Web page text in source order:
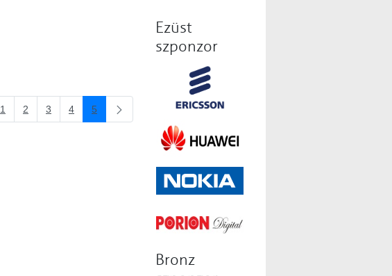
Oldal
1 Oldal
2 Oldal
3 Oldal
4 Oldal
5
Ezüst
szponzor
Bronz